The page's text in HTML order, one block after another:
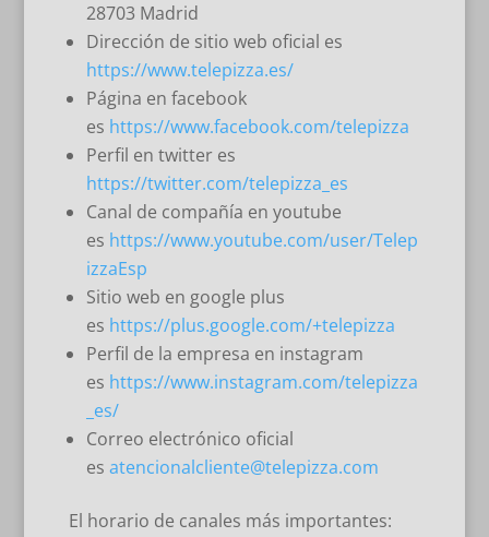
28703 Madrid
Dirección de sitio web oficial es
https://www.telepizza.es/
Página en facebook
es https://www.facebook.com/telepizza
Perfil en twitter es
https://twitter.com/telepizza_es
Canal de compañía en youtube
es https://www.youtube.com/user/Telep
izzaEsp
Sitio web en google plus
es https://plus.google.com/+telepizza
Perfil de la empresa en instagram
es https://www.instagram.com/telepizza
_es/
Correo electrónico oficial
es atencionalcliente@telepizza.com
El horario de canales más importantes: